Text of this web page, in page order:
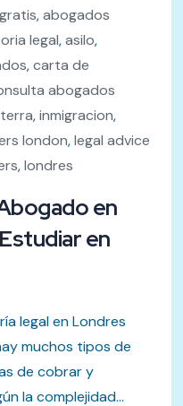
,abogados
legal,asilo,
,carta de
abogados
,inmigracion,
london,legal advice
,londres
en
en
legal en Londres
muchos tipos de
de cobrar y
la complejidad...